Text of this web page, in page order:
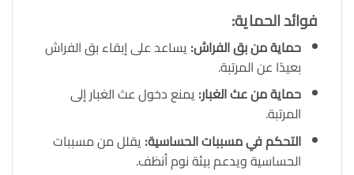
فوائد الحماية:
حماية من بق الفراش: يساعد على إبقاء بق الفراش
بعيدًا عن المرتبة.
حماية من عث الغبار: يمنع دخول عث الغبار إلى
المرتبة.
التحكم في مسببات الحساسية: يقلل من مسببات
الحساسية ويدعم بيئة نوم أنظف.